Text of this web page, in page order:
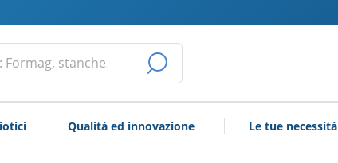
AVVIA
LA
RICERCA
Qualità ed innovazione Le tue necessità